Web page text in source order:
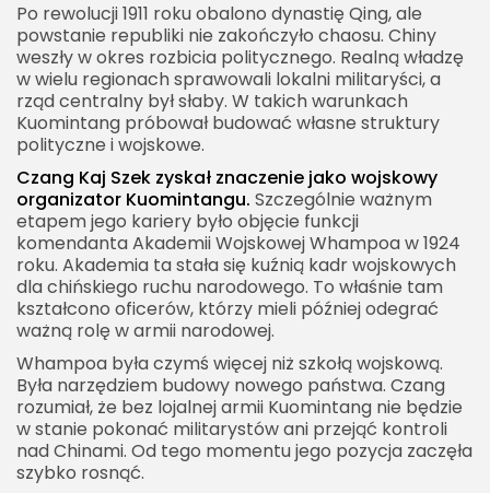
Po rewolucji 1911 roku obalono dynastię Qing, ale
powstanie republiki nie zakończyło chaosu. Chiny
weszły w okres rozbicia politycznego. Realną władzę
w wielu regionach sprawowali lokalni militaryści, a
rząd centralny był słaby. W takich warunkach
Kuomintang próbował budować własne struktury
polityczne i wojskowe.
Czang Kaj Szek zyskał znaczenie jako wojskowy
organizator Kuomintangu. Szczególnie ważnym
etapem jego kariery było objęcie funkcji
komendanta Akademii Wojskowej Whampoa w 1924
roku. Akademia ta stała się kuźnią kadr wojskowych
dla chińskiego ruchu narodowego. To właśnie tam
kształcono oficerów, którzy mieli później odegrać
ważną rolę w armii narodowej.
Whampoa była czymś więcej niż szkołą wojskową.
Była narzędziem budowy nowego państwa. Czang
rozumiał, że bez lojalnej armii Kuomintang nie będzie
w stanie pokonać militarystów ani przejąć kontroli
nad Chinami. Od tego momentu jego pozycja zaczęła
szybko rosnąć.